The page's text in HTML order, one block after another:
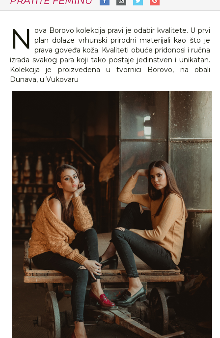
N ova Borovo kolekcija pravi je odabir kvalitete. U prvi
plan dolaze vrhunski prirodni materijali kao što je
prava goveđa koža. Kvaliteti obuće pridonosi i ručna
izrada svakog para koji tako postaje jedinstven i unikatan.
Kolekcija je proizvedena u tvornici Borovo, na obali
Dunava, u Vukovaru